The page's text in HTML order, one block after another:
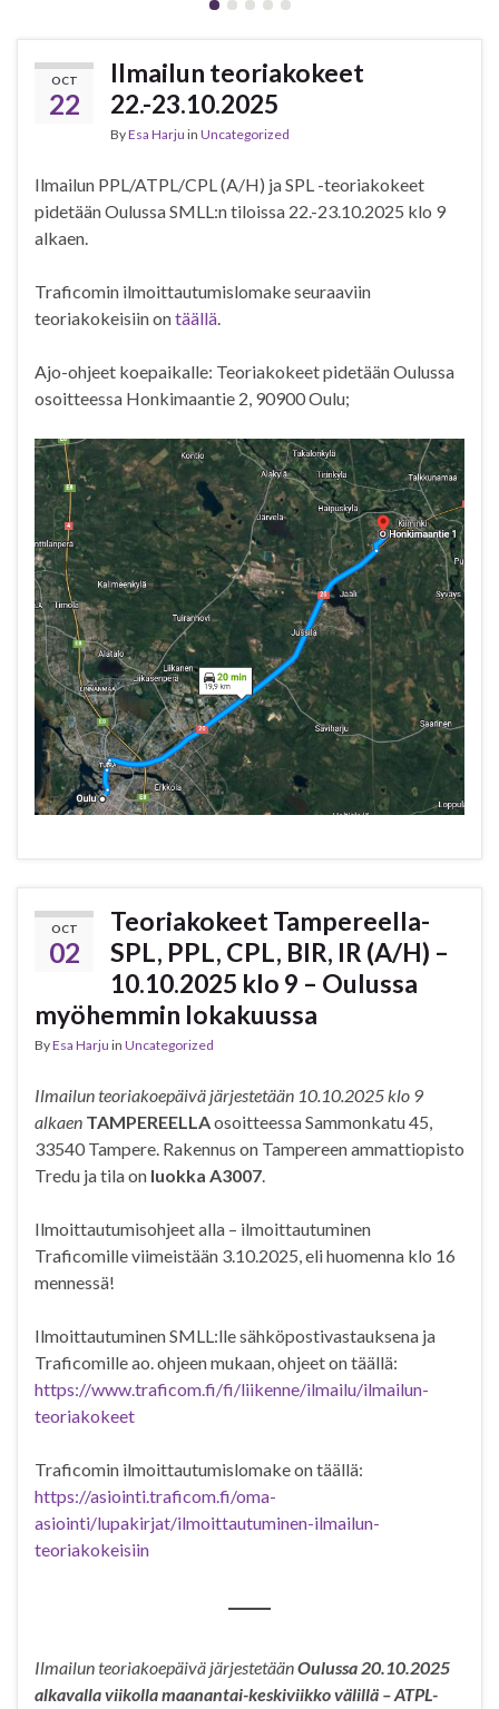
OCT
22
Ilmailun teoriakokeet
22.-23.10.2025
ByEsa Harju in Uncategorized
Ilmailun PPL/ATPL/CPL (A/H) ja SPL -teoriakokeet
pidetään Oulussa SMLL:n tiloissa 22.-23.10.2025 klo 9
alkaen.
Traficomin ilmoittautumislomake seuraaviin
teoriakokeisiin ontäällä.
Ajo-ohjeet koepaikalle: Teoriakokeet pidetään Oulussa
osoitteessa Honkimaantie 2, 90900 Oulu;
OCT
02
Teoriakokeet Tampereella-
SPL, PPL, CPL, BIR, IR (A/H) –
10.10.2025 klo 9 – Oulussa
myöhemmin lokakuussa
ByEsa Harju in Uncategorized
Ilmailun teoriakoepäivä järjestetään 10.10.2025 klo 9
alkaen TAMPEREELLAosoitteessa Sammonkatu 45,
33540 Tampere. Rakennus on Tampereen ammattiopisto
Tredu ja tila on luokka A3007.
Ilmoittautumisohjeet alla – ilmoittautuminen
Traficomille viimeistään 3.10.2025, eli huomenna klo 16
mennessä!
Ilmoittautuminen SMLL:lle sähköpostivastauksena ja
Traficomille ao. ohjeen mukaan, ohjeet on täällä:
https://www.traficom.fi/fi/liikenne/ilmailu/ilmailun-
teoriakokeet
Traficomin ilmoittautumislomake on täällä:
https://asiointi.traficom.fi/oma-
asiointi/lupakirjat/ilmoittautuminen-ilmailun-
teoriakokeisiin
Ilmailun teoriakoepäivä järjestetäänOulussa 20.10.2025
alkavalla viikolla maanantai-keskiviikko välillä – ATPL-